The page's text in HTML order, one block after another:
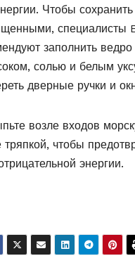
Чтобы сохранить
специалисты
заполнить
солью и белым
дверные ручки и
возле входов
тряпкой, чтобы
энергии.